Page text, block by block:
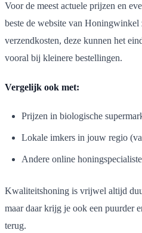
Voor de meest actuele prijzen en
beste de website van
verzendkosten, deze kunnen het
vooral bij kleinere bestellingen.
Vergelijk ook met:
Prijzen in biologische
Lokale imkers in jouw regio
Andere online
Kwaliteitshoning is vrijwel altijd
maar daar krijg je ook een puurder
terug.